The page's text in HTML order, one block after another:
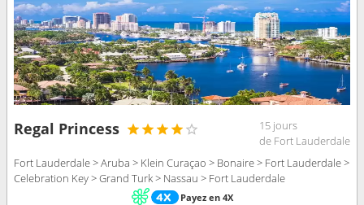
Regal Princess
15 jours
de Fort Lauderdale
Fort Lauderdale > Aruba > Klein Curaçao > Bonaire > Fort Lauderdale >
Celebration Key > Grand Turk > Nassau > Fort Lauderdale
Payez en 4X